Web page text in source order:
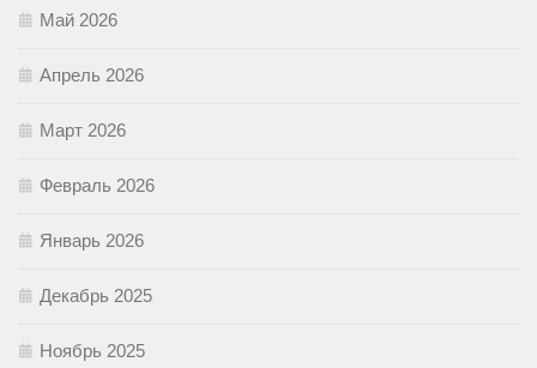
Май 2026
Апрель 2026
Март 2026
Февраль 2026
Январь 2026
Декабрь 2025
Ноябрь 2025